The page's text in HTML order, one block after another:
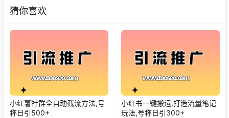
猜你喜欢
小红薯社群全自动截流方法,号
称日引500+
小红书一键搬运,打造流量笔记
玩法,号称日引300+